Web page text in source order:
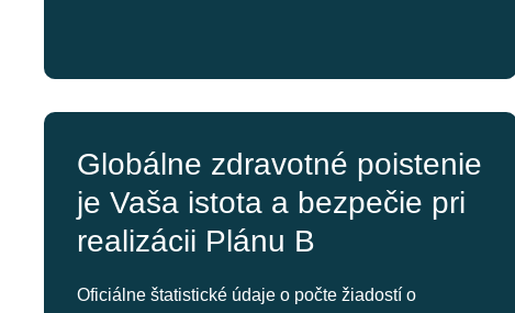
Globálne zdravotné poistenie
je Vaša istota a bezpečie pri
realizácii Plánu B
Oficiálne štatistické údaje o počte žiadostí o